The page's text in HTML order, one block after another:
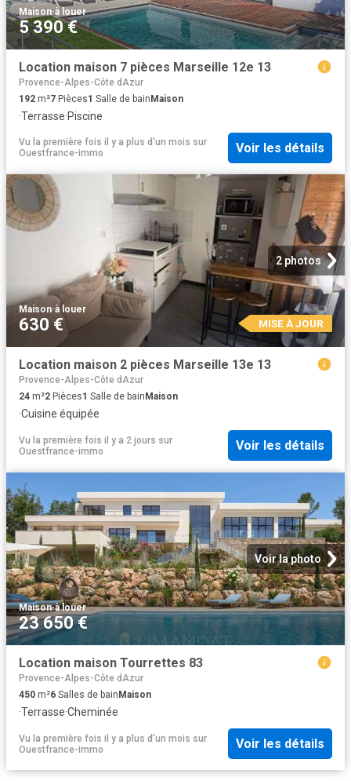
Maison·à louer
5 390 €
Location maison 7 pièces Marseille 12e 13
Provence-Alpes-Côte dAzur
192 m²7 Pièces1 Salle de bainMaison
·Terrasse·Piscine
Vu la première fois il y a plus d'un mois sur
Ouestfrance-immo
Voir les détails
2 photos
Maison·à louer
630 € MISE À JOUR
Location maison 2 pièces Marseille 13e 13
Provence-Alpes-Côte dAzur
24 m²2 Pièces1 Salle de bain Maison
·Cuisine équipée
Vu la première fois il y a 2 jours sur
Ouestfrance-immo
Voir les détails
Voir la photo
Maison·à louer
23 650 €
Location maison Tourrettes 83
Provence-Alpes-Côte dAzur
450 m²6 Salles de bainMaison
·Terrasse·Cheminée
Vu la première fois il y a plus d'un mois sur
Ouestfrance-immo
Voir les détails